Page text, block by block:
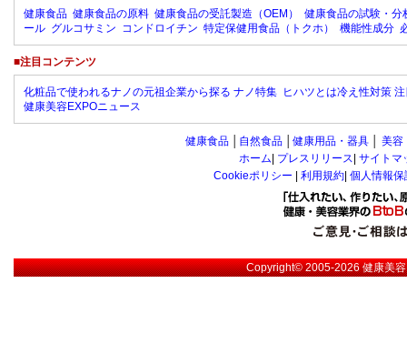
健康食品 健康食品の原料 健康食品の受託製造（OEM）
健康食品の試験・分
ール グルコサミン コンドロイチン 特定保健用食品（トクホ） 機能性成分
■注目コンテンツ
化粧品で使われるナノの元祖企業から探る ナノ特集 ヒハツとは冷え性対策
健康美容EXPOニュース
健康食品 自然食品 健康用品・器具 美容
ホーム プレスリリース サイトマ
Cookieポリシー
利用規約 個人情報
Copyright© 2005-2026健康美